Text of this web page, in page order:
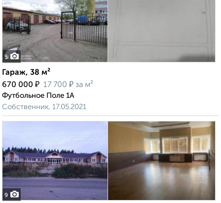
5
Гараж, 38 м²
670 000 ₽ 17 700 ₽ за м²
Футбольное Поле 1А
Собственник, 17.05.2021
9